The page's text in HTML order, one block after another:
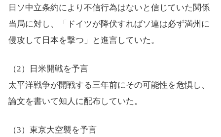
日ソ中立条約により不信行為はないと信じていた関係
当局に対し、「ドイツが降伏すればソ連は必ず満州に
侵攻して日本を撃つ」と進言していた。
（2）日米開戦を予言
太平洋戦争が開戦する三年前にその可能性を危惧し、
論文を書いて知人に配布していた。
（3）東京大空襲を予言